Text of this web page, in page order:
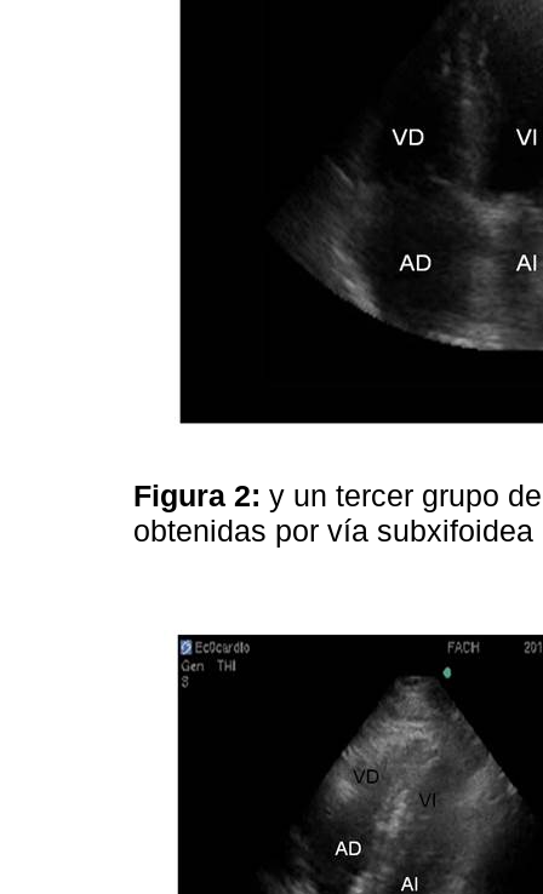
Figura 2: y un tercer grupo
obtenidas por vía subxifoidea